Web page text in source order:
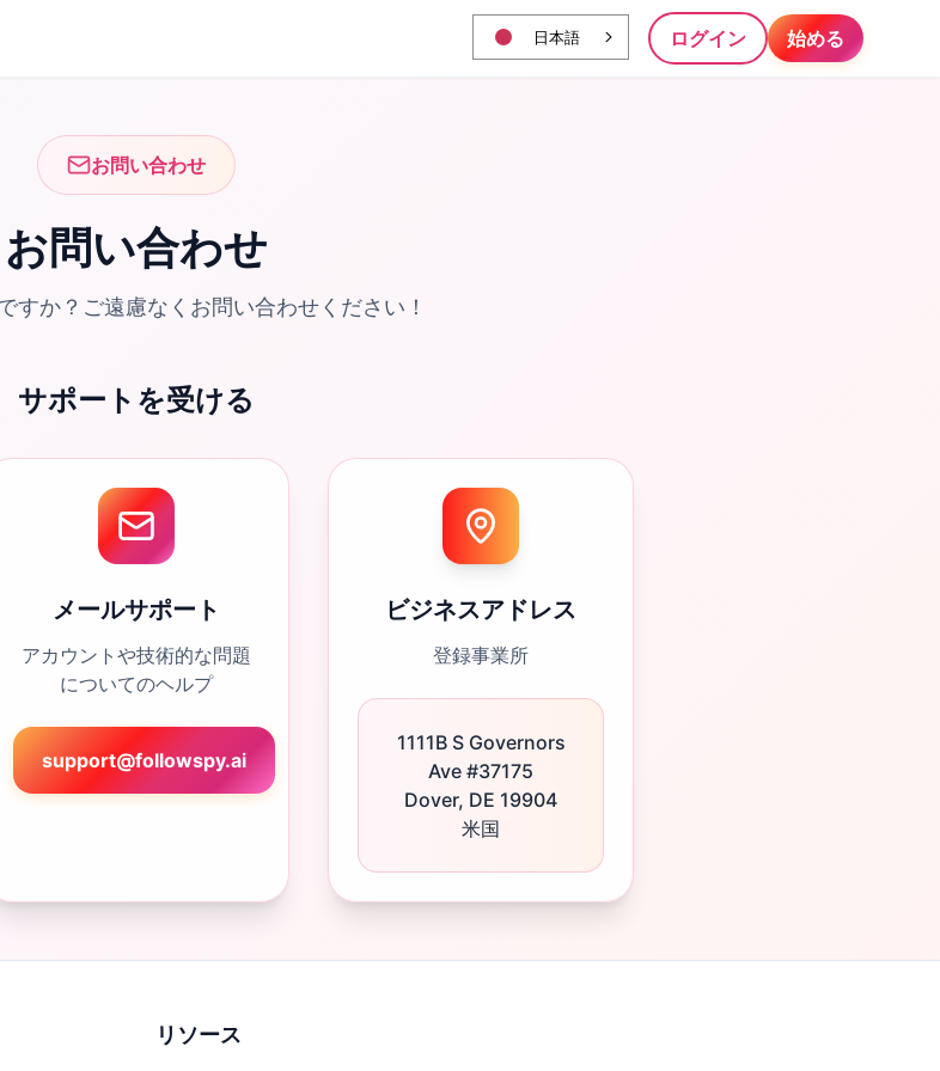
日本語 ログイン 始める
お問い合わせ
お問い合わせ
すか？ご遠慮なくお問い合わせください！
サポートを受ける
メールサポート
アカウントや技術的な問題
についてのヘルプ
support@followspy.ai
ビジネスアドレス
登録事業所
1111B S Governors
Ave #37175
Dover, DE 19904
米国
リソース